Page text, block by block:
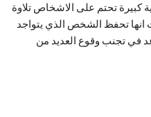
كبيرة تحتم على الاشخاص تلاوة
انها تحفظ الشخص الذي يتواجد
في تجنب وقوع العديد من